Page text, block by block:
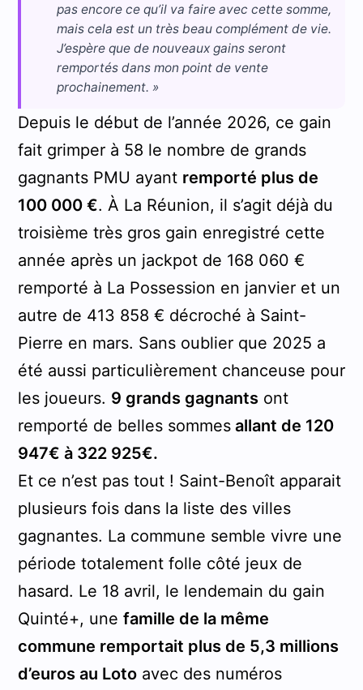
pas encore ce qu’il va faire avec cette somme,
mais cela est un très beau complément de vie.
J’espère que de nouveaux gains seront
remportés dans mon point de vente
prochainement. »
Depuis le début de l’année 2026, ce gain
fait grimper à 58 le nombre de grands
gagnants PMU ayant remporté plus de
100 000 €. À La Réunion, il s’agit déjà du
troisième très gros gain enregistré cette
année après un jackpot de 168 060 €
remporté à La Possession en janvier et un
autre de 413 858 € décroché à Saint-
Pierre en mars. Sans oublier que 2025 a
été aussi particulièrement chanceuse pour
les joueurs. 9 grands gagnantsont
remporté de belles sommesallant de 120
947€ à 322 925€.
Et ce n’est pas tout ! Saint-Benoît apparait
plusieurs fois dans la liste des villes
gagnantes. La commune semble vivre une
période totalement folle côté jeux de
hasard. Le 18 avril, le lendemain du gain
Quinté+, une famille de la même
commune remportait plus de 5,3 millions
d’euros au Lotoavec des numéros